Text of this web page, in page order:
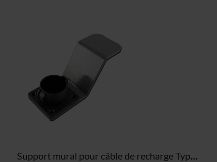
Support mural pour câble de recharge Type 1